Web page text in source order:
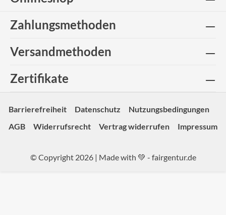
Zahlungsmethoden
Versandmethoden
Zertifikate
Barrierefreiheit Datenschutz
Nutzungsbedingungen
AGB
Widerrufsrecht Vertrag widerrufen Impressum
© Copyright 2026 | Made with 💚 - fairgentur.de